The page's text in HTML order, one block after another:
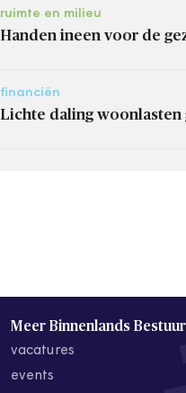
ruimte en milieu
Handen ineen voor de
financiën
Lichte daling woonlasten
Meer Binnenlands Bestuur
vacatures
events